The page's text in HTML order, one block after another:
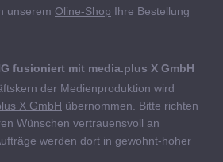
unserem Oline-Shop Ihre Bestellung
fusioniert mit media.plus X GmbH
der Medienproduktion wird
X GmbH übernommen. Bitte richten
Wünschen vertrauensvoll an
werden dort in gewohnt-hoher